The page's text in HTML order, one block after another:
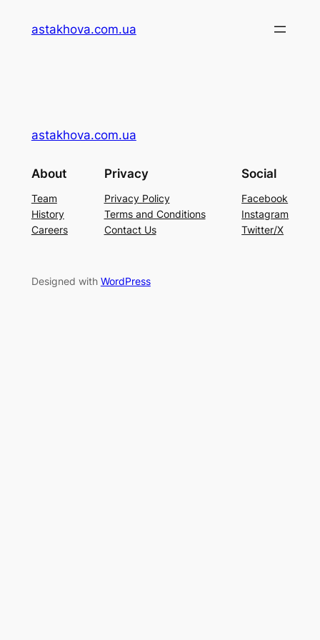
astakhova.com.ua
astakhova.com.ua
About
Team
History
Careers
Privacy
Privacy Policy
Terms and Conditions
Contact Us
Social
Facebook
Instagram
Twitter/X
Designed with WordPress